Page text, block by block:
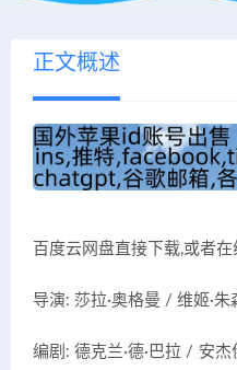
正文概述
百度云网盘直接下载,或者
导演: 莎拉·奥格曼 / 维姬·朱
编剧: 德克兰·德·巴拉 / 安